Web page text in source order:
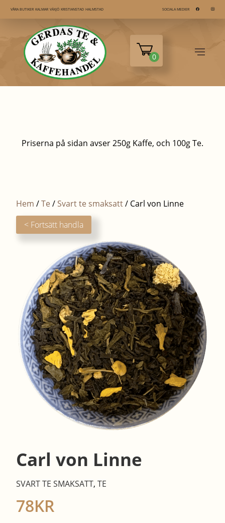
VÅRA BUTIKER KALMAR VÄXJÖ KRISTIANSTAD HALMSTAD SOCIALA MEDIER
0
Priserna på sidan avser 250g Kaffe, och 100g Te.
Hem /Te / Svart te smaksatt/ Carl von Linne
< Fortsätt handla
Carl von Linne
SVART TE SMAKSATT, TE
78KR